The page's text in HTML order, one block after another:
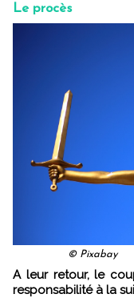
Le procès
© Pixabay
A leur retour, le couple attaqua l'agence de voyage en
responsabilité à la